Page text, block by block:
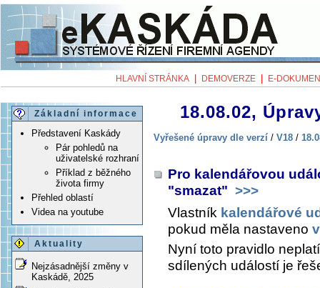
HLAVNÍ STRÁNKA DEMOVERZE E-
Základní informace
Představení Kaskády
Pár pohledů na
uživatelské rozhraní
Příklad z běžného
života firmy
Přehled oblastí
Videa na youtube
Aktuality
Nejzásadnější změny v
Kaskádě, 2025
18.08.02,
Vyřešené úpravy dle verzí / V18 /
Pro kalendářovou
"smazat" >>>
Vlastník kalendářové
pokud měla nastaveno
Nyní toto pravidlo
sdílených událostí je